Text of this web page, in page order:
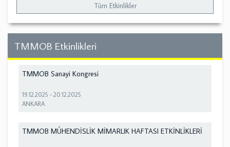
Tüm Etkinlikler
TMMOB Etkinlikleri
TMMOB Sanayi Kongresi
19.12.2025 -20.12.2025
ANKARA
TMMOB MÜHENDİSLİK MİMARLIK HAFTASI ETKİNLİKLERİ